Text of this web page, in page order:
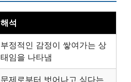
해석
부정적인 감정이 쌓여가는 상
태임을 나타냄
문제로부터 벗어나고 싶다는